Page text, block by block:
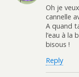
Oh je
cannelle
A quand
l’eau à la
bisous !
Reply